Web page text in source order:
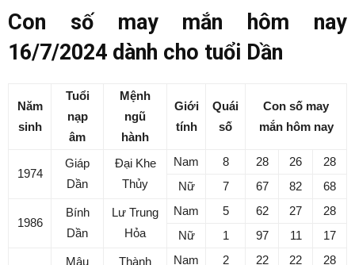
Con số may mắn hôm nay
16/7/2024 dành cho tuổi Dần
Năm
sinh
Tuổi
nạp
âm
Mệnh
ngũ
hành
Giới
tính
Quái
số
Con số may
mắn hôm nay
1974
Giáp
Dần
Đại Khe
Thủy
Nam 8 28 26
28
Nữ
7 67 82 68
1986
Bính
Dần
Lư Trung
Hỏa
Nam 5 62 27
28
Nữ
1 97 11 17
Mậu
Thành
Nam 2 22 22
28